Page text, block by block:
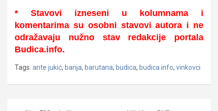
* Stavovi izneseni u kolumnama i
komentarima su osobni stavovi autora i ne
odražavaju nužno stav redakcije portala
Budica.info.
Tags: ante jukić, banja, barutana, budica, budica.info, vinkovci